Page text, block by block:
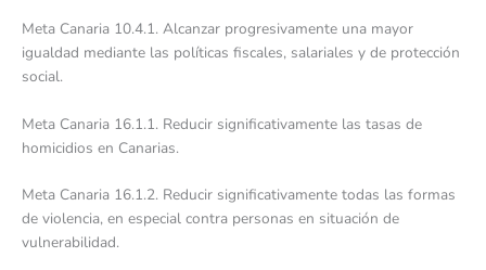
Meta Canaria 10.4.1. Alcanzar progresivamente una mayor
igualdad mediante las políticas fiscales, salariales y de protección
social.
Meta Canaria 16.1.1. Reducir significativamente las tasas de
homicidios en Canarias.
Meta Canaria 16.1.2. Reducir significativamente todas las formas
de violencia, en especial contra personas en situación de
vulnerabilidad.